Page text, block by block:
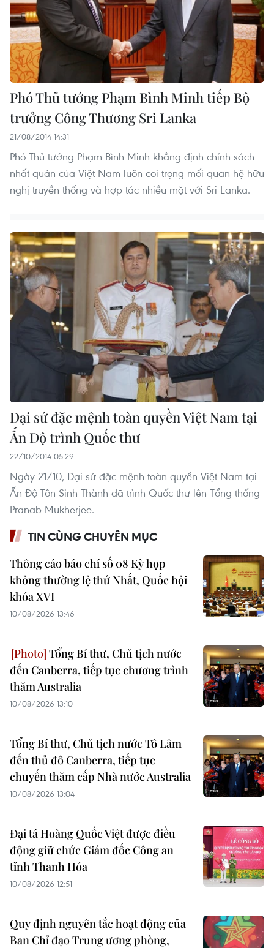
Phó Thủ tướng Phạm Bình Minh tiếp Bộ
trưởng Công Thương Sri Lanka
21/08/2014 14:31
Phó Thủ tướng Phạm Bình Minh khẳng định chính sách
nhất quán của Việt Nam luôn coi trọng mối quan hệ hữu
nghị truyền thống và hợp tác nhiều mặt với Sri Lanka.
Đại sứ đặc mệnh toàn quyền Việt Nam tại
Ấn Độ trình Quốc thư
22/10/2014 05:29
Ngày 21/10, Đại sứ đặc mệnh toàn quyền Việt Nam tại
Ấn Độ Tôn Sinh Thành đã trình Quốc thư lên Tổng thống
Pranab Mukherjee.
TIN CÙNG CHUYÊN MỤC
Thông cáo báo chí số 08 Kỳ họp
không thường lệ thứ Nhất, Quốc hội
khóa XVI
10/08/2026 13:46
Tổng Bí thư, Chủ tịch nước
đến Canberra, tiếp tục chương trình
thăm Australia
10/08/2026 13:10
Tổng Bí thư, Chủ tịch nước Tô Lâm
đến thủ đô Canberra, tiếp tục
chuyến thăm cấp Nhà nước Australia
10/08/2026 13:04
Đại tá Hoàng Quốc Việt được điều
động giữ chức Giám đốc Công an
tỉnh Thanh Hóa
10/08/2026 12:51
Quy định nguyên tắc hoạt động của
Ban Chỉ đạo Trung ương phòng,